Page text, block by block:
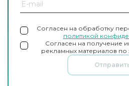
Согласен на обработку
политикой
Согласен на получение
рекламных материалов по